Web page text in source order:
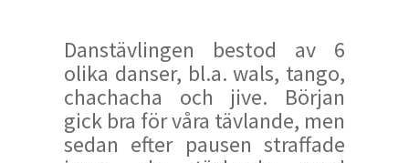
Danstävlingen bestod av 6
olika danser, bl.a. wals, tango,
chachacha och jive. Början
gick bra för våra tävlande, men
sedan efter pausen straffade